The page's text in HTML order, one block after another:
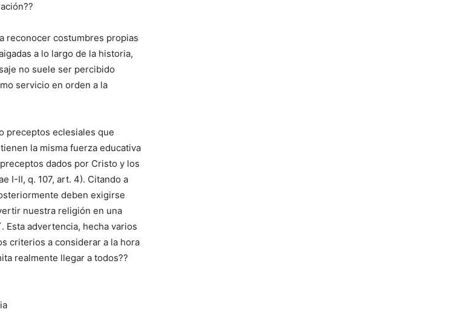
reconocer costumbres propias
a lo largo de la historia,
no suele ser percibido
servicio en orden a la
preceptos eclesiales que
la misma fuerza educativa
dados por Cristo y los
I-II, q. 107, art. 4). Citando a
deben exigirse
nuestra religión en una
Esta advertencia, hecha varios
criterios a considerar a la hora
realmente llegar a todos??